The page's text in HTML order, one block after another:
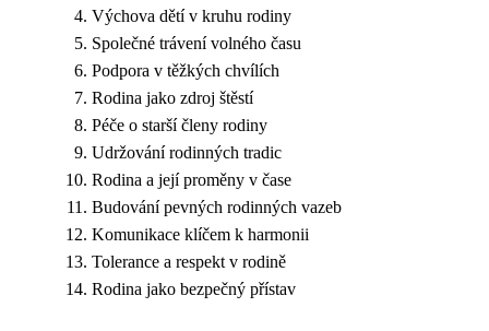
Výchova dětí v kruhu rodiny
Společné trávení volného času
Podpora v těžkých chvílích
Rodina jako zdroj štěstí
Péče o starší členy rodiny
Udržování rodinných tradic
Rodina a její proměny v čase
Budování pevných rodinných vazeb
Komunikace klíčem k harmonii
Tolerance a respekt v rodině
Rodina jako bezpečný přístav